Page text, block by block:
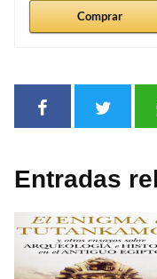
Comprar
Entradas